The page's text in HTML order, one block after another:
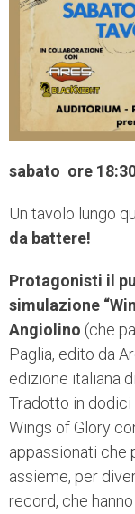
sabato ore
Un tavolo lungo
da battere!
Protagonisti il
simulazione
Angiolino (che
Paglia, edito da
edizione italiana
Tradotto in
Wings of Glory
appassionati che
assieme, per
record, che